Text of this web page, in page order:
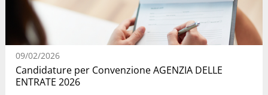
09/02/2026
Candidature per Convenzione AGENZIA DELLE
ENTRATE 2026